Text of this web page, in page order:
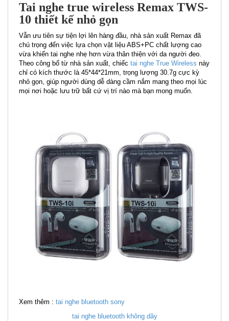
Tai nghe true wireless Remax TWS-
10 thiết kế nhỏ gọn
Vẫn ưu tiên sự tiện lợi lên hàng đầu, nhà sản xuất Remax đã
chú trọng đến việc lựa chọn vật liệu ABS+PC chất lượng cao
vừa khiến tai nghe nhẹ hơn vừa thân thiện với da người đeo.
Theo công bố từ nhà sản xuất, chiếc tai nghe True Wireless này
chỉ có kích thước là 45*44*21mm, trọng lượng 30.7g cực kỳ
nhỏ gọn, giúp người dùng dễ dàng cầm nắm mang theo mọi lúc
mọi nơi hoặc lưu trữ bất cứ vị trí nào mà bạn mong muốn.
Xem thêm : tai nghe bluetooth sony
tai nghe bluetooth không dây